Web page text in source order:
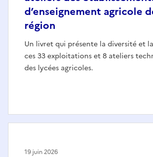
d’enseignement agricole
région
Un livret qui présente la diversité et
ces 33 exploitations et 8 ateliers
des lycées agricoles.
19 juin 2026